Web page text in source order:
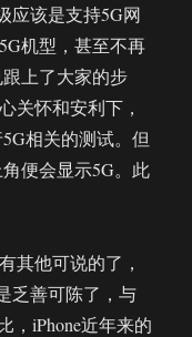
应该是支持5G网
机型，甚至不再
上了大家的步
关怀和安利下，
相关的测试。但
便会显示5G。此
其他可说的了，
乏善可陈了，与
，iPhone近年来的